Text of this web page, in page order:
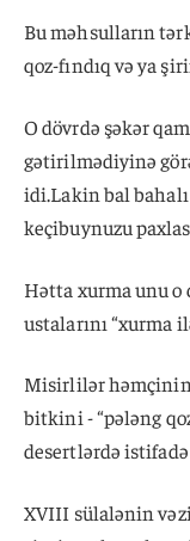
Bu məhsulların
qoz-fındıq və ya
O dövrdə şəkər
gətirilmədiyinə
idi.Lakin bal
keçibuynuzu
Hətta xurma unu o
ustalarını “xurma
Misirlilər
bitkini - “pələng
desertlərdə
XVIII sülalənin